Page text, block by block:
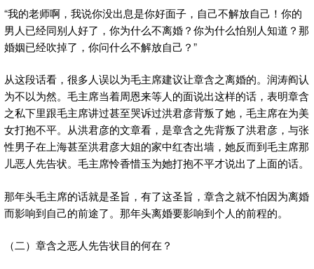
“我的老师啊，我说你没出息是你好面子，自己不解放自己！你的
男人已经同别人好了，你为什么不离婚？你为什么怕别人知道？那
婚姻已经吹掉了，你问什么不解放自己？”
从这段话看，很多人误以为毛主席建议让章含之离婚的。润涛阎认
为不以为然。毛主席当着周恩来等人的面说出这样的话，表明章含
之私下里跟毛主席讲过甚至哭诉过洪君彦背叛了她，毛主席在为美
女打抱不平。从洪君彦的文章看，是章含之先背叛了洪君彦，与张
性男子在上海甚至洪君彦大姐的家中红杏出墙，她反而到毛主席那
儿恶人先告状。毛主席怜香惜玉为她打抱不平才说出了上面的话。
那年头毛主席的话就是圣旨，有了这圣旨，章含之就不怕因为离婚
而影响到自己的前途了。那年头离婚要影响到个人的前程的。
（二）章含之恶人先告状目的何在？